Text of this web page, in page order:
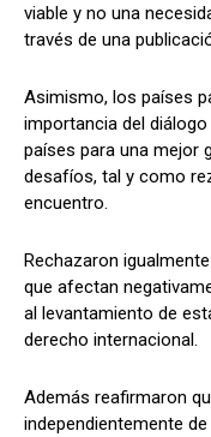
viable y no una
través de una
Asimismo, los países
importancia del
países para una mejor
desafíos, tal y como
encuentro.
Rechazaron
que afectan
al levantamiento de
derecho internacional.
Además reafirmaron
independientemente